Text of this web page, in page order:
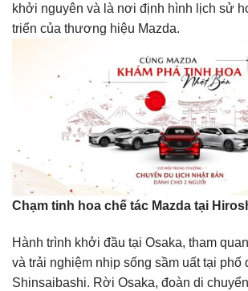
khởi nguyên và là nơi định hình lịch sử
triển của thương hiệu Mazda.
Chạm tinh hoa chế tác Mazda tại
Hành trình khởi đầu tại Osaka, tham
và trải nghiệm nhịp sống sầm uất tại phố
Shinsaibashi. Rời Osaka, đoàn di